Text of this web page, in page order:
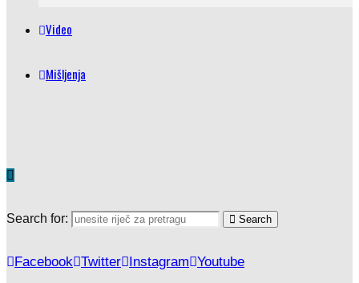
Video
Mišljenja
Search for: Search
Facebook Twitter Instagram Youtube